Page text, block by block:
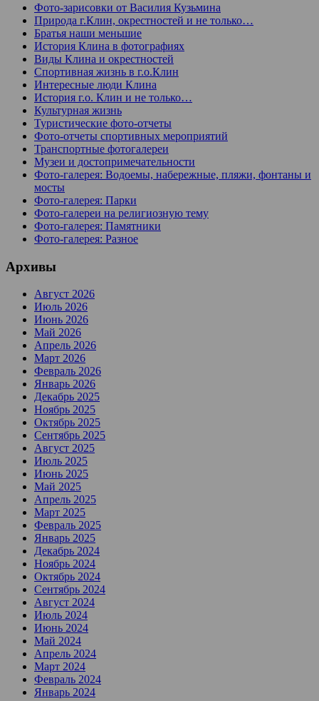
Фото-зарисовки от Василия Кузьмина
Природа г.Клин, окрестностей и не только…
Братья наши меньшие
История Клина в фотографиях
Виды Клина и окрестностей
Спортивная жизнь в г.о.Клин
Интересные люди Клина
История г.о. Клин и не только…
Культурная жизнь
Туристические фото-отчеты
Фото-отчеты спортивных мероприятий
Транспортные фотогалереи
Музеи и достопримечательности
Фото-галерея: Водоемы, набережные, пляжи, фонтаны и
мосты
Фото-галерея: Парки
Фото-галереи на религиозную тему
Фото-галерея: Памятники
Фото-галерея: Разное
Архивы
Август 2026
Июль 2026
Июнь 2026
Май 2026
Апрель 2026
Март 2026
Февраль 2026
Январь 2026
Декабрь 2025
Ноябрь 2025
Октябрь 2025
Сентябрь 2025
Август 2025
Июль 2025
Июнь 2025
Май 2025
Апрель 2025
Март 2025
Февраль 2025
Январь 2025
Декабрь 2024
Ноябрь 2024
Октябрь 2024
Сентябрь 2024
Август 2024
Июль 2024
Июнь 2024
Май 2024
Апрель 2024
Март 2024
Февраль 2024
Январь 2024